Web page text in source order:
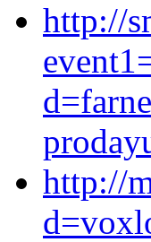
http://
http://